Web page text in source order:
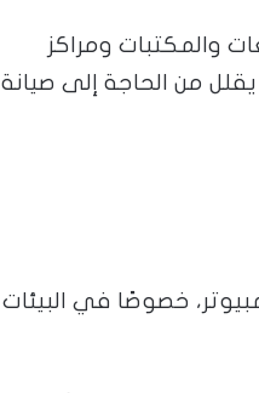
والمكتبات ومراكز
من الحاجة إلى صيانة
خصوصًا في البيئات